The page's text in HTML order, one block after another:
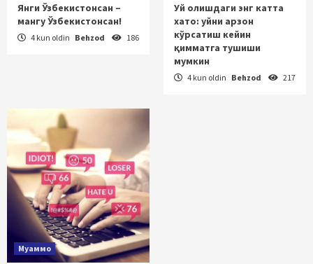
Янги Ўзбекистонсан –
мангу Ўзбекистонсан!
4 kun oldin Behzod 186
Уй олишдаги энг катта
хато: уйни арзон
кўрсатиш кейин
қимматга тушиши
мумкин
4 kun oldin Behzod 217
Муаммо